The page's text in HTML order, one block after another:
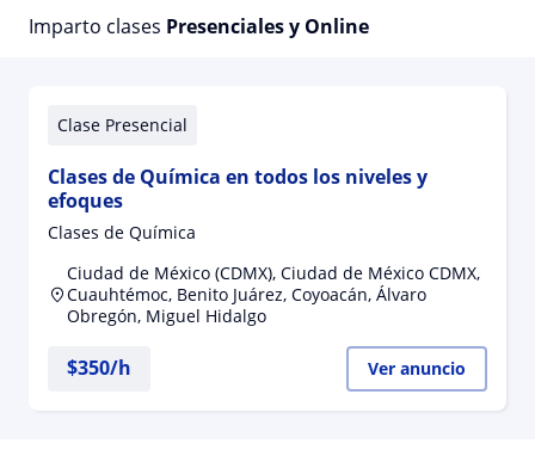
Imparto clases Presenciales y Online
Clase Presencial
Clases de Química en todos los niveles y
efoques
Clases de Química
Ciudad de México (CDMX), Ciudad de México CDMX,
Cuauhtémoc, Benito Juárez, Coyoacán, Álvaro
Obregón, Miguel Hidalgo
$350/h Ver anuncio